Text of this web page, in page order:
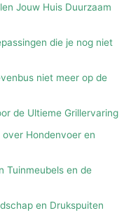
Jouw Huis Duurzaam
die je nog niet
niet meer op de
de Ultieme Grillervaring
over Hondenvoer en
Tuinmeubels en de
en Drukspuiten